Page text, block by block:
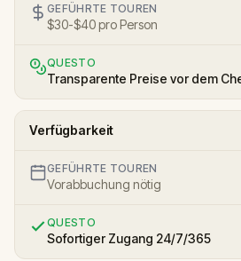
GEFÜHRTE TOUREN
$30-$40 pro Person
QUESTO
Transparente Preise vor dem
Verfügbarkeit
GEFÜHRTE TOUREN
Vorabbuchung nötig
QUESTO
Sofortiger Zugang 24/7/365